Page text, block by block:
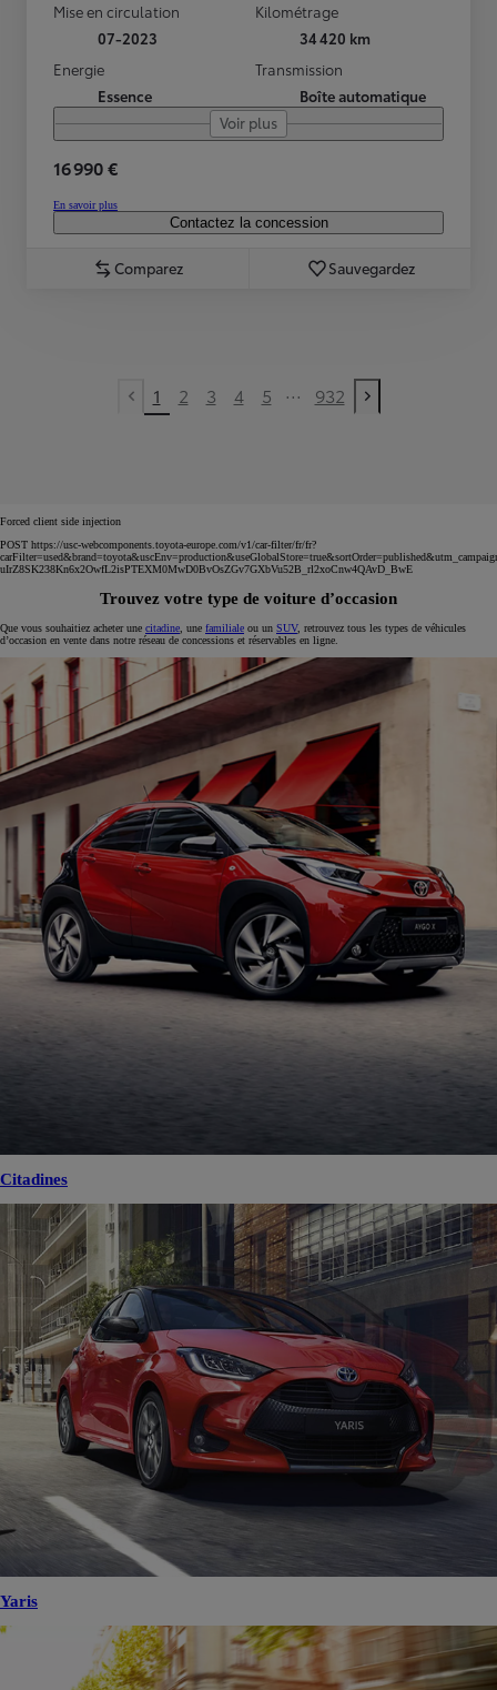
Mise en circulation
07-2023
Kilométrage
34 420 km
Energie
Essence
Transmission
Boîte automatique
Voir plus
16 990 €
En savoir plus
Contactez la concession
Comparez Sauvegardez
Previous page
1 2 3 4 5 ... 932
Next page
Forced client side injection
POST https://usc-webcomponents.toyota-europe.com/v1/car-filter/fr/fr?
uIrZ8SK238Kn6x2OwfL2isPTEXM0MwD0BvOsZGv7GXbVu52B_rl2xoCnw4QAvD_BwE
Trouvez votre type de voiture d’occasion
Que vous souhaitiez acheter une citadine , une familiale ou un SUV, retrouvez tous les types de véhicules
d’occasion en vente dans notre réseau de concessions et réservables en ligne.
Citadines
Yaris